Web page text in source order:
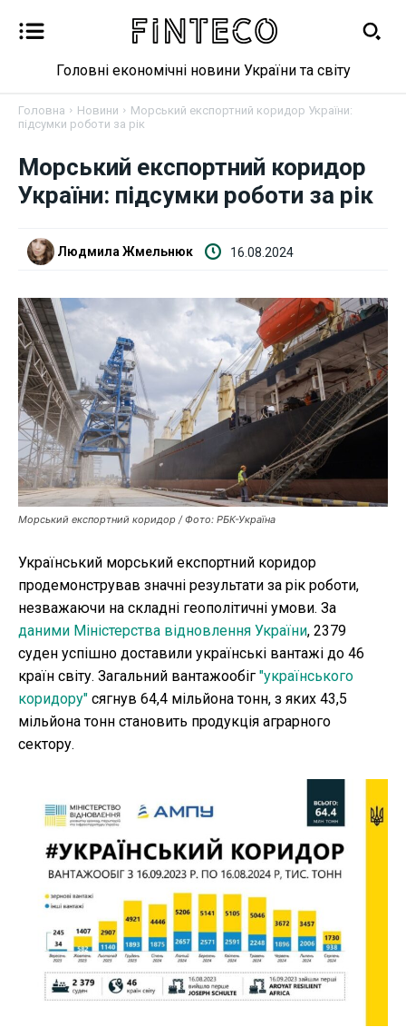
Новини
Бізнес
Фінанси
Валютний ринок
Криптовалюта
Робота і освіта
Публікації
ФОП
Курс валют
Ми в соц. мережах
Головні економічні новини України та світу
Головна Новини
Морський експортний коридор України:
підсумки роботи за рік
Морський експортний коридор
України: підсумки роботи за рік
Людмила Жмельнюк 16.08.2024
Морський експортний коридор / Фото: РБК-Україна
Український морський експортний коридор
продемонстрував значні результати за рік роботи,
незважаючи на складні геополітичні умови. За
даними Міністерства відновлення України, 2379
суден успішно доставили українські вантажі до 46
країн світу. Загальний вантажообіг "українського
коридору" сягнув 64,4 мільйона тонн, з яких 43,5
мільйона тонн становить продукція аграрного
сектору.